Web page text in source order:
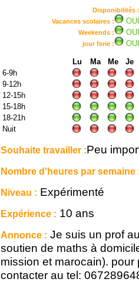
Disponibilités :
Vacances scolaires :
OUI
Weekends : OUI
jour ferie : OUI
Lu Ma Me
Je
6-9h
9-12h
12-15h
15-18h
18-21h
Nuit
Souhaite travailler :Peu
Nombre d'heures par semaine
Niveau : Expérimenté
Expérience : 10 ans
Annonce : Je suis un prof
soutien de maths à
mission et marocain).
contacter au tel: